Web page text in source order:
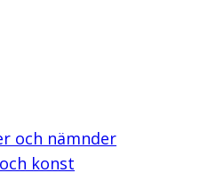
och nämnder
konst